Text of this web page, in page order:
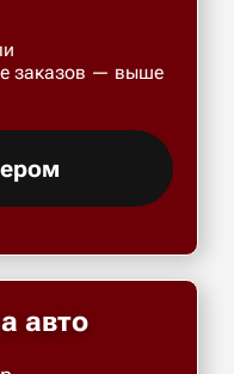
заказов — выше
авто